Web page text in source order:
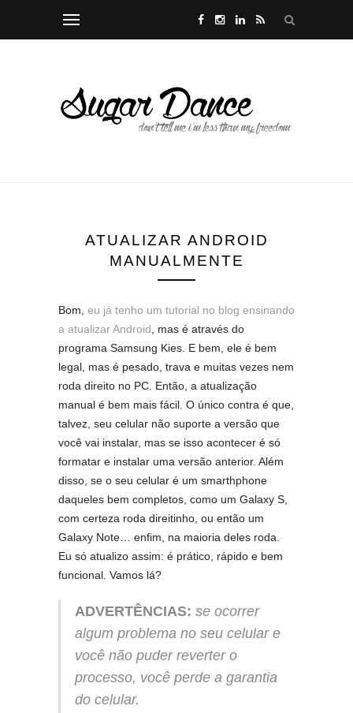
ATUALIZAR ANDROID
MANUALMENTE
Bom, eu já tenho um tutorial no blog ensinando
a atualizar Android, mas é através do
programa Samsung Kies. E bem, ele é bem
legal, mas é pesado, trava e muitas vezes nem
roda direito no PC. Então, a atualização
manual é bem mais fácil. O único contra é que,
talvez, seu celular não suporte a versão que
você vai instalar, mas se isso acontecer é só
formatar e instalar uma versão anterior. Além
disso, se o seu celular é um smarthphone
daqueles bem completos, como um Galaxy S,
com certeza roda direitinho, ou então um
Galaxy Note… enfim, na maioria deles roda.
Eu só atualizo assim: é prático, rápido e bem
funcional. Vamos lá?
ADVERTÊNCIAS: se ocorrer
algum problema no seu celular e
você não puder reverter o
processo, você perde a garantia
do celular.